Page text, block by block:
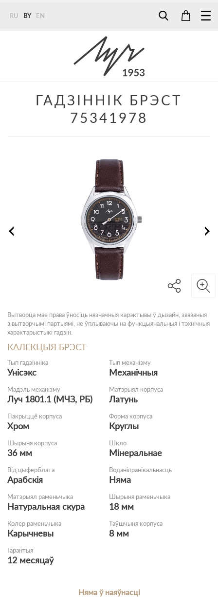
RU BY EN
+375 (29) 272 51 56
ГАДЗІННІК БРЭСТ
75341978
Вытворца мае права ўносіць нязначныя карэктывы ў дызайн, звязаныя
з вытворчымі партыямі, не ўплываючы на функцыянальныя і тэхнічныя
характарыстыкі гадзін.
КАЛЕКЦЫЯ БРЭСТ
Тып гадзінніка
Унісэкс
Тып механізму
Механічныя
Мадэль механізму
Луч 1801.1 (МЧЗ, РБ)
Матэрыял корпуса
Латунь
Пакрыццё корпуса
Хром
Форма корпуса
Круглы
Шырыня корпуса
36 мм
Шкло
Мінеральнае
Від цыферблата
Арабскія
Воданіпранікальнасць
Няма
Матэрыял раменьчыка
Натуральная скура
Шырыня раменьчыка
18 мм
Колер раменьчыка
Карычневы
Таўшчыня корпуса
8 мм
Гарантыя
12 месяцаў
Няма ў наяўнасці